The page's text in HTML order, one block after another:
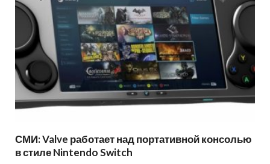
СМИ: Valve работает над портативной консолью
в стиле Nintendo Switch